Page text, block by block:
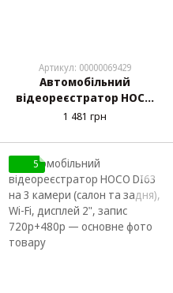
Артикул: 00000069429
Автомобільний
відеореєстратор HOCO
DI61 на 3 камери (салон +
3.16", кут огляду 145°
1 481 грн
5